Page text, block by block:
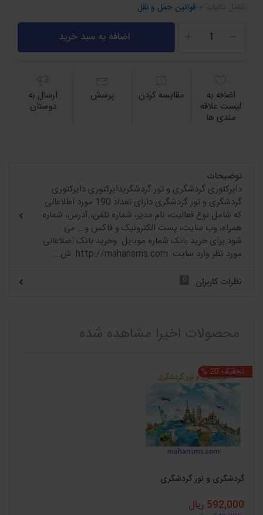
قوانین حمل و نقل
اضافه به سبد خرید
اضافه به
لیست علاقه
مندی ها
مقايسه كردن پرسش ارسال به
دوستان
توضیحات
دایرکتوری گردشگری و تور گردشگریدایرکتوری دایرکتوری
گردشگری و تور گردشگری دارای تعداد 190 مورد اطلاعاتی
که شامل نوع فعالیت، نام مدیر، شماره تلفن، آدرس، شماره
همراه، وب سایت، پست الکترونیک و فاکس و... می
شود.برای خرید بانک شماره موبایل وخرید بانک اصلاعاتی
مورد نظر وارد سایت http://mahansms.com ش...
نظرات کاربران
0
محصولات اخیرا مشاهده شده
تخفیف 20 %
گردشگری و تور گردشگری
592,000 ریال